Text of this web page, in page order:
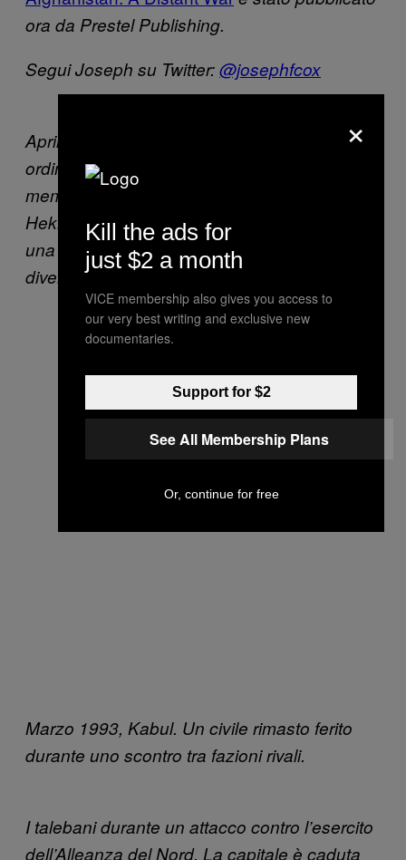
ora da Prestel Publishing.
Segui Joseph su Twitter:@josephfcox
Aprile 1992, Kabul. Combattenti uzbechi agli
ordini di Abdul Rashid Dostum fronteggiano i
membri dell’Hizb-i-Islami di Gulbuddin
Hekmatyar. La presa di Kabul si trasformò in
una battaglia tra gruppi di mujaheddin di
diversa appartenenza geografica ed etnica
Marzo 1993, Kabul. Un civile rimasto ferito
durante uno scontro tra fazioni rivali.
I talebani durante un attacco contro l’esercito
dell’Alleanza del Nord. La capitale è caduta
×
Kill the ads for
just $2 a month
VICE membership also gives you access to
our very best writing and exclusive new
documentaries.
Support for $2
See All Membership Plans
Or, continue for free